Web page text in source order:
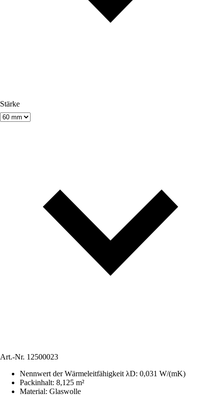
Stärke
Art.-Nr. 12500023
Nennwert der Wärmeleitfähigkeit λD: 0,031 W/(mK)
Packinhalt: 8,125 m²
Material: Glaswolle